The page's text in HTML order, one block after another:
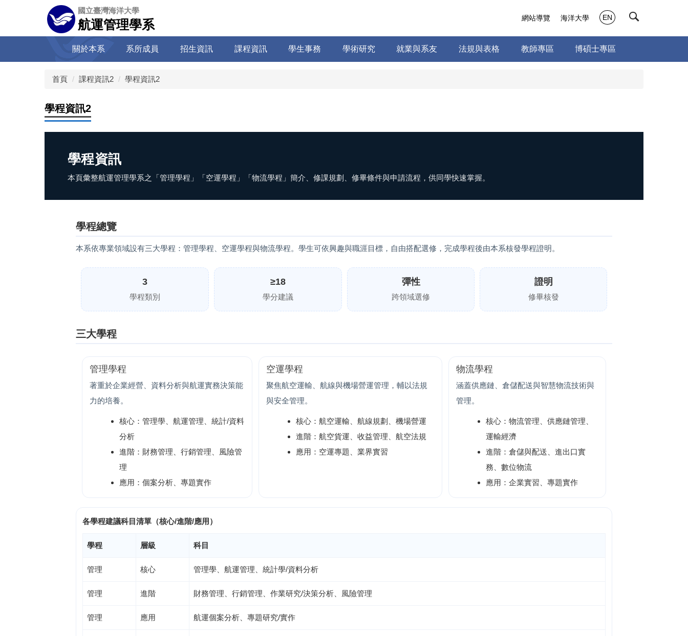
容
國立臺灣海洋大學
航運管理學系
關於本系 系所成員 招生資訊 課程資訊 學生事務 學術研究 就業與系友 法規與表格 教師專區 博碩士專區
網站導覽 海洋大學 EN
首頁 課程資訊2 學程資訊2
學程資訊2
學程資訊
本頁彙整航運管理學系之「管理學程」「空運學程」「物流學程」簡介、修課規劃、修畢條件與申請流程，供同學快速掌握。
學程總覽
本系依專業領域設有三大學程：管理學程、空運學程與物流學程。學生可依興趣與職涯目標，自由搭配選修，完成學程後由本系核發學程證明。
3
學程類別
≥18
學分建議
彈性
跨領域選修
證明
修畢核發
三大學程
管理學程
著重於企業經營、資料分析與航運實務決策能
力的培養。
核心：管理學、航運管理、統計/資料
分析
進階：財務管理、行銷管理、風險管
理
應用：個案分析、專題實作
空運學程
聚焦航空運輸、航線與機場營運管理，輔以法規
與安全管理。
核心：航空運輸、航線規劃、機場營運
進階：航空貨運、收益管理、航空法規
應用：空運專題、業界實習
物流學程
涵蓋供應鏈、倉儲配送與智慧物流技術與
管理。
核心：物流管理、供應鏈管理、
運輸經濟
進階：倉儲與配送、進出口實
務、數位物流
應用：企業實習、專題實作
各學程建議科目清單（核心/進階/應用）
學程 層級 科目
管理 核心 管理學、航運管理、統計學/資料分析
管理 進階 財務管理、行銷管理、作業研究/決策分析、風險管理
管理 應用 航運個案分析、專題研究/實作